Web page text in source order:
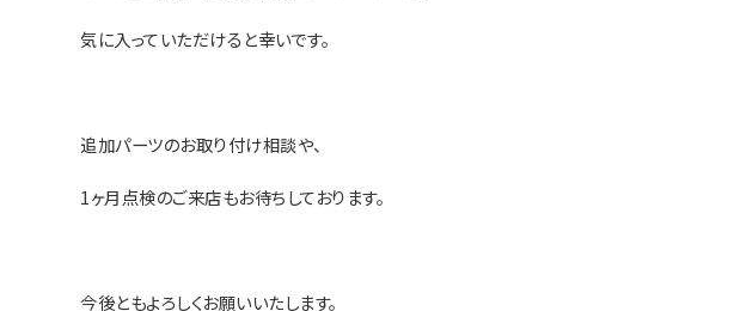
気に入っていただけると幸いです。
追加パーツのお取り付け相談や、
1ヶ月点検のご来店もお待ちしております。
今後ともよろしくお願いいたします。